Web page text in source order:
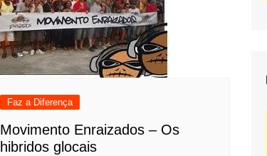
Faz a Diferença
Movimento Enraizados – Os
hibridos glocais